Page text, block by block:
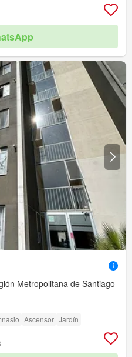
Metropolitana de Santiago
Ascensor Jardín